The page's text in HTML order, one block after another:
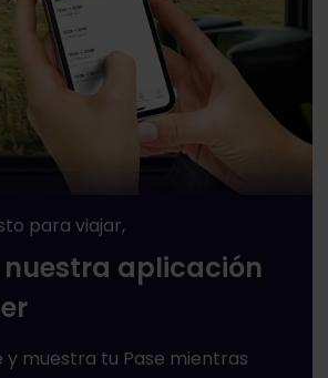
para viajar,
aplicación
y muestra tu Pase mientras